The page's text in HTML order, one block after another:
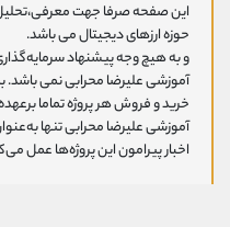
این صفحه صرفا جهت
حوزه ارزهای دیجیتال می باشد.
و به هیچ وجه پیشنهاد
آموزشی علیرضا محرابی نمی
خرید و فروش هر پروژه تماما
آموزشی علیرضا محرابی تنها
اخبار پیرامون این پروژه‌‌ها عمل